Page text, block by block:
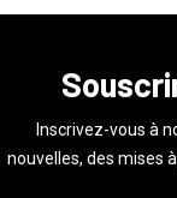
Inscrivez-vous à
nouvelles, des mises